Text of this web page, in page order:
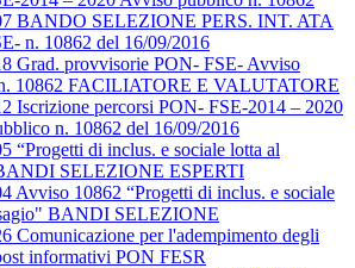
BANDO SELEZIONE PERS. INT. ATA
n. 10862 del 16/09/2016
Grad. provvisorie PON- FSE- Avviso
10862 FACILIATORE E VALUTATORE
Iscrizione percorsi PON- FSE-2014 – 2020
n. 10862 del 16/09/2016
“Progetti di inclus. e sociale lotta al
SELEZIONE ESPERTI
Avviso 10862 “Progetti di inclus. e sociale
BANDI SELEZIONE
Comunicazione per l'adempimento degli
informativi PON FESR